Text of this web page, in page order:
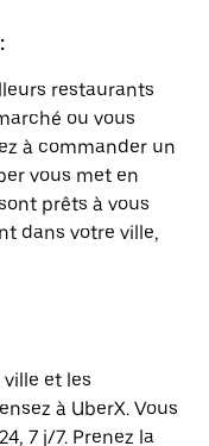
restaurants
ou vous
à commander un
vous met en
prêts à vous
dans votre ville,
et les
à UberX. Vous
7 j/7. Prenez la